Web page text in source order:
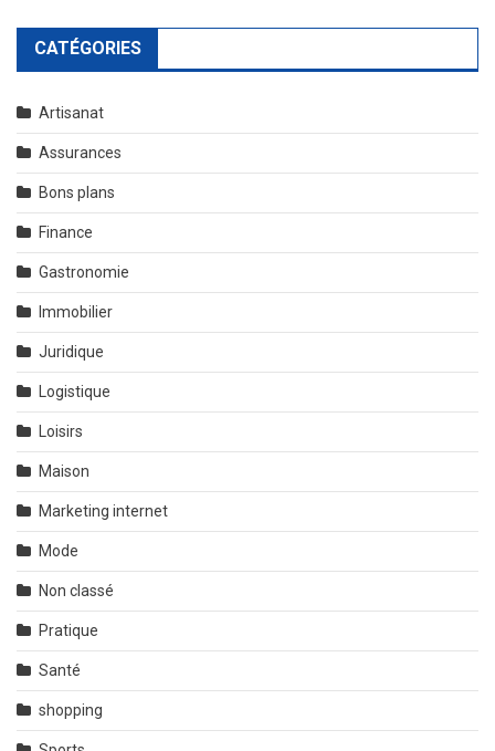
CATÉGORIES
Artisanat
Assurances
Bons plans
Finance
Gastronomie
Immobilier
Juridique
Logistique
Loisirs
Maison
Marketing internet
Mode
Non classé
Pratique
Santé
shopping